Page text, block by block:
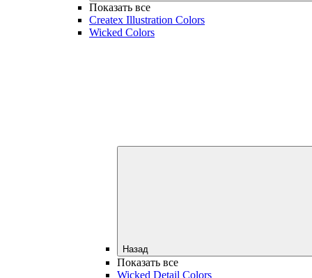
Показать все
Createx Illustration Colors
Wicked Colors
Назад
Показать все
Wicked Detail Colors